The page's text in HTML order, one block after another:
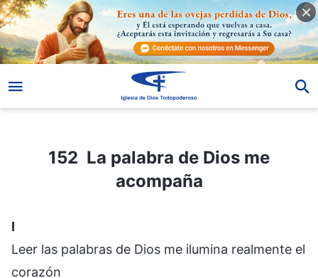
152 La palabra de Dios me acompaña
152 La palabra de Dios me
acompaña
I
Leer las palabras de Dios me ilumina realmente el
corazón